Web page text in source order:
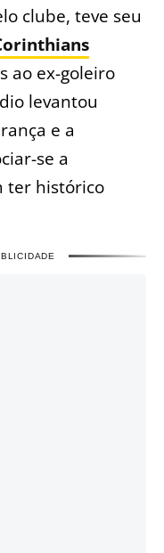
clube, teve seu
ao ex-goleiro
levantou
e a
se a
ter histórico